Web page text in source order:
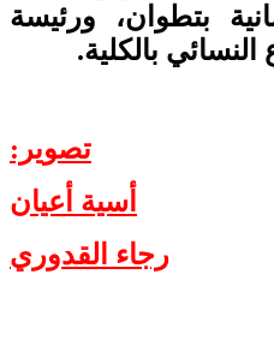
بتطوان، ورئيسة
بالكلية.
تصوير:
أسية أعيان
رجاء القدوري